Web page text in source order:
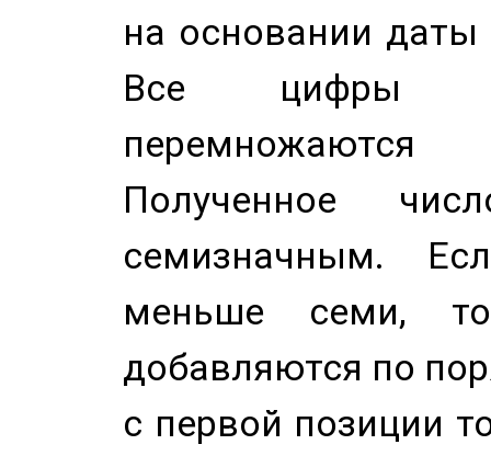
на основании
Все цифры
Полученное
семизначным.
меньше семи,
добавляются по
с первой позиции